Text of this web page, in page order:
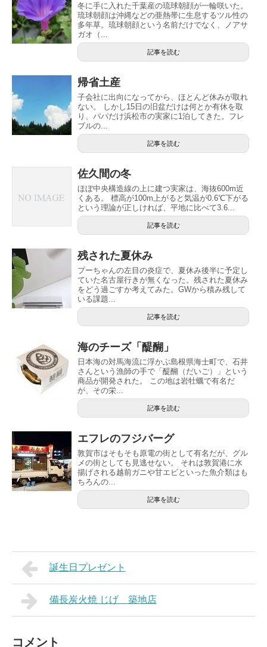
冬に手に入れた千葉産の琉球朝顔が一輪咲いた。
琉球朝顔は沖縄などの亜熱帯に生息するツル性の
多年草。琉球朝顔という名前だけでなく、ノアサ
ガオ（...
記事を読む
帰省土産
子会社に出向になってから、ほとんど休みが取れ
ない。 しかし15日の旧盆だけは何とか有休を取
り、パパだけ浜松市の実家に1泊してきた。フレ
ブルの...
記事を読む
佐久間の冬
ほぼ中央構造線の上に建つ実家は、海抜600m近
くある。 標高が100m上がると気温が0.6℃下がる
という理論が正しければ、平地に比べて3.6...
記事を読む
残された夏休み
プーちゃんの左目の炎症で、夏休み後半に予定し
ていた名古屋行きが無くなった。残された夏休み
をどう過ごすか考えてみた。GWから積み残して
いる課題...
記事を読む
海のチーズ「醍醐」
日本海の対馬海流に浮かぶ島根県海士町で、石井
さんという漁師の手で「醍醐（だいご）」という
商品が開発された。 この地は岩牡蠣で有名だ
が、その栄...
記事を読む
エフレのフジバーグ
敦賀市はそもそも原電の街として有名だが、グル
メの街としても見逃せない。 それは敦賀港に水
揚げされる越前ガニや甘エビといった魚介類はも
ちろんの...
記事を読む
誕生日プレゼント
備長炭火焼 じげ 築地店
コメント